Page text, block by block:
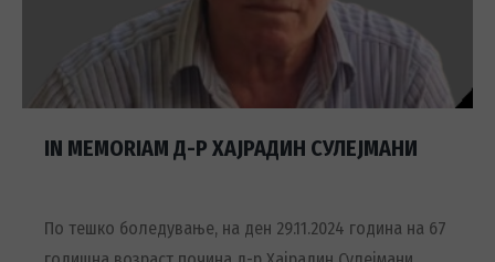
IN MEMORIAM Д-Р ХАЈРАДИН СУЛЕЈМАНИ
По тешко боледување, на ден 29.11.2024 година на 67